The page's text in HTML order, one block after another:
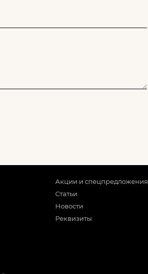
Акции и спецпредложения
Статьи
Новости
Реквизиты